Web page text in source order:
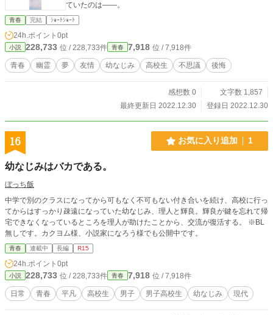
ていたのは――。
青春 完結 ｼｮｰﾄｼｮｰﾄ
24h.ポイント 0pt
小説 228,733 位 / 228,733件 青春 7,918 位 / 7,918件
青春 幽霊 夢 友情 幼なじみ 高校生 不思議 後悔
感想数 0
文字数 1,857
最終更新日 2022.12.30
登録日 2022.12.30
16 お気に入り追加 1
幼なじみはバカである。
ぼっち飯
中学で別のクラスになってから可もなく不可もない付き合いを続け、高校に行っ
てからはすっかり疎遠になっていた幼なじみ、理人と輝良。輝良が鍵を忘れて帰
宅できなくなっているところを理人が助けたことから、交流が復活する。 ※BL
無しです。カクヨム様、小説家になろう様でも公開中です。
青春 連載中 長編 R15
24h.ポイント 0pt
小説 228,733 位 / 228,733件 青春 7,918 位 / 7,918件
日常 青春 平凡 高校生 男子 男子高校生 幼なじみ 現代